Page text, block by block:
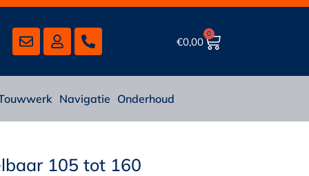
€0,00
0
Navigatie Onderhoud
105 tot 160